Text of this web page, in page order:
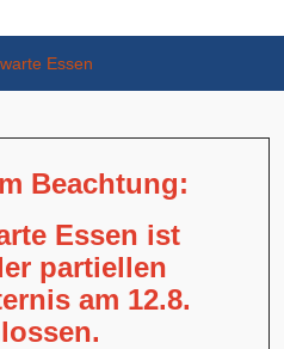
Beachtung:
Essen ist
partiellen
am 12.8.